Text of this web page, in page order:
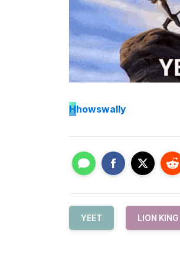
Hhowswally
YEET LION KING